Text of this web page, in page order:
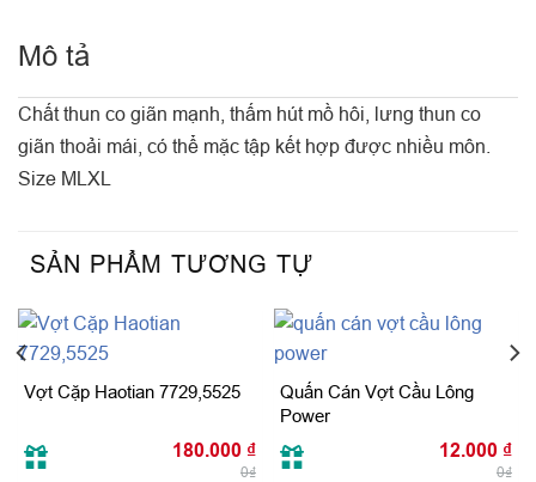
Mô tả
Chất thun co giãn mạnh, thấm hút mồ hôi, lưng thun co
giãn thoải mái, có thể mặc tập kết hợp được nhiều môn.
Size MLXL
SẢN PHẨM TƯƠNG TỰ
Vợt Cặp Haotian 7729,5525
180.000 ₫
0₫
Quấn Cán Vợt Cầu Lông
Power
12.000 ₫
0₫